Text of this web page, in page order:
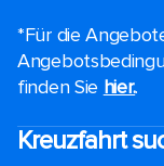
*Für die
finden Sie hier..
Kreuzfahrt